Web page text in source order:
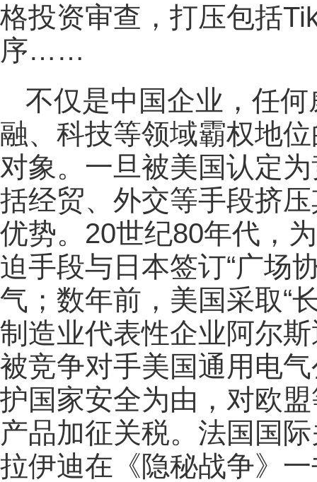
格投资审查，打压包括
序……
不仅是中国企业，任
融、科技等领域霸权地
对象。一旦被美国认定
括经贸、外交等手段挤
优势。20世纪80年代，
迫手段与日本签订“广场
气；数年前，美国采取“
制造业代表性企业阿尔
被竞争对手美国通用电
护国家安全为由，对欧
产品加征关税。法国国
拉伊迪在《隐秘战争》